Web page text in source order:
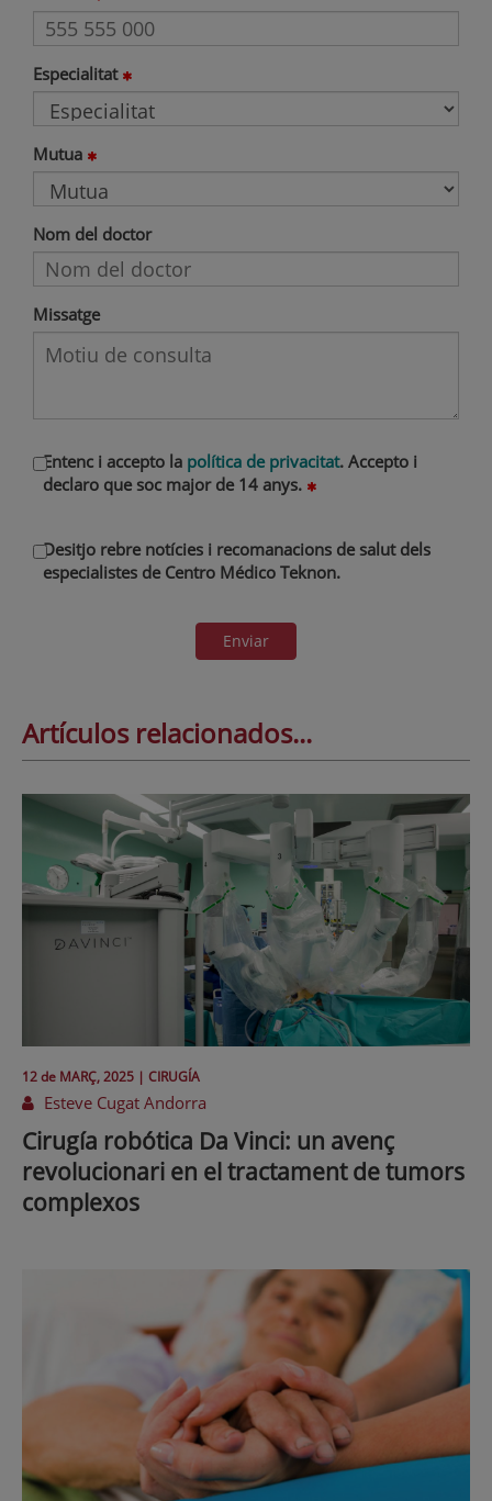
Especialitat
Mutua
Nom del doctor
Missatge
Entenc i accepto la política de privacitat. Accepto i
declaro que soc major de 14 anys.
Desitjo rebre notícies i recomanacions de salut dels
especialistes de Centro Médico Teknon.
Enviar
Artículos relacionados...
12 de MARÇ, 2025 | CIRUGÍA
Esteve Cugat Andorra
Cirugía robótica Da Vinci: un avenç
revolucionari en el tractament de tumors
complexos